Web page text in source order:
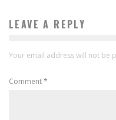
LEAVE A REPLY
Your email address will not be
Comment*